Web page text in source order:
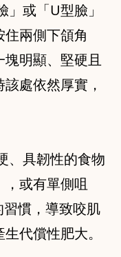
或「U型臉」
兩側下頜角
塊明顯、堅硬且
處依然厚實，
、具韌性的食物
，或有單側咀
慣，導致咬肌
代償性肥大。